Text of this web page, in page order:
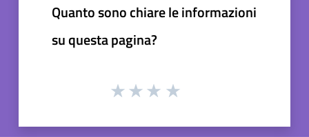
Quanto sono chiare le informazioni
su questa pagina?